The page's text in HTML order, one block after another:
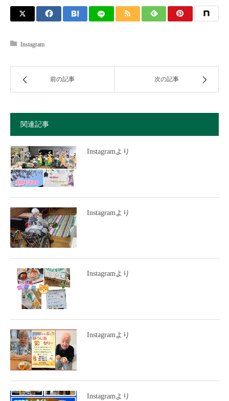
Instagram
前の記事 次の記事
関連記事
Instagramより
Instagramより
Instagramより
Instagramより
Instagramより